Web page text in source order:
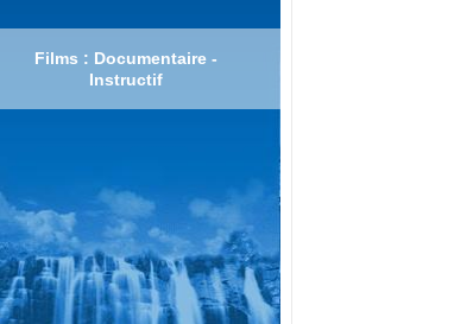
Films : Documentaire -
Instructif